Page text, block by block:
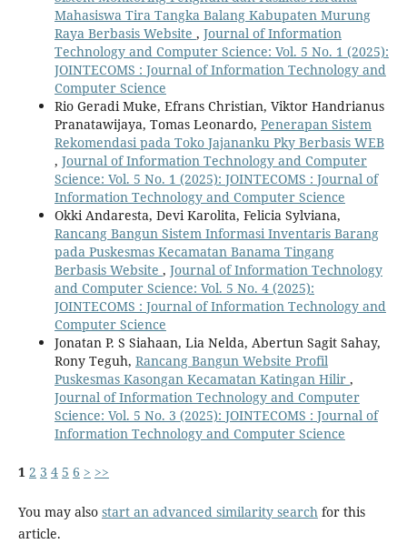
Mahasiswa Tira Tangka Balang Kabupaten Murung
Raya Berbasis Website , Journal of Information
Technology and Computer Science: Vol. 5 No. 1 (2025):
JOINTECOMS : Journal of Information Technology and
Computer Science
Rio Geradi Muke, Efrans Christian, Viktor Handrianus
Pranatawijaya, Tomas Leonardo, Penerapan Sistem
Rekomendasi pada Toko Jajananku Pky Berbasis WEB
, Journal of Information Technology and Computer
Science: Vol. 5 No. 1 (2025): JOINTECOMS : Journal of
Information Technology and Computer Science
Okki Andaresta, Devi Karolita, Felicia Sylviana,
Rancang Bangun Sistem Informasi Inventaris Barang
pada Puskesmas Kecamatan Banama Tingang
Berbasis Website , Journal of Information Technology
and Computer Science: Vol. 5 No. 4 (2025):
JOINTECOMS : Journal of Information Technology and
Computer Science
Jonatan P. S Siahaan, Lia Nelda, Abertun Sagit Sahay,
Rony Teguh, Rancang Bangun Website Profil
Puskesmas Kasongan Kecamatan Katingan Hilir ,
Journal of Information Technology and Computer
Science: Vol. 5 No. 3 (2025): JOINTECOMS : Journal of
Information Technology and Computer Science
1 2 3 4 5 6 > >>
You may also start an advanced similarity searchfor this
article.